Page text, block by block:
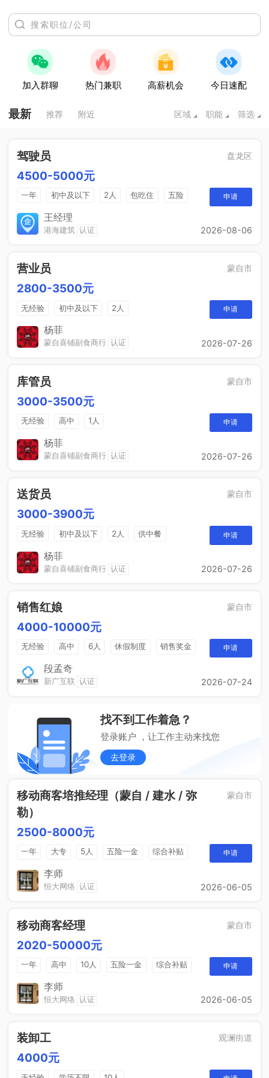
加入群聊 热门兼职 高薪机会 今日速配
最新 推荐 附近 区域 职能 筛选
驾驶员 盘龙区
4500-5000元
一年 初中及以下 2人 包吃住
五险
一个月四天休息
申请
王经理
港海建筑 认证 2026-08-06
营业员 蒙自市
2800-3500元
无经验 初中及以下 2人 申请
杨菲
蒙自喜铺副食商行 认证 2026-07-26
库管员 蒙自市
3000-3500元
无经验 高中 1人 申请
杨菲
蒙自喜铺副食商行 认证 2026-07-26
送货员 蒙自市
3000-3900元
无经验 初中及以下 2人 供中餐 申请
杨菲
蒙自喜铺副食商行 认证 2026-07-26
销售红娘 蒙自市
4000-10000元
无经验 高中 6人 休假制度
销售奖金
五险一金
申请
段孟奇
新广互联 认证 2026-07-24
找不到工作着急？
登录账户 ，让工作主动来找您
去登录
移动商客培推经理（蒙自 / 建水 / 弥
勒）
蒙自市
2500-8000元
一年 大专 5人 五险一金
综合补贴
销售奖金
申请
李师
恒大网络 认证 2026-06-05
移动商客经理 蒙自市
2020-50000元
一年 高中 10人 五险一金
综合补贴
销售奖金
申请
李师
恒大网络 认证 2026-06-05
装卸工 观澜街道
4000元